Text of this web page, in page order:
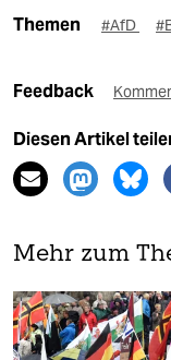
Themen #AfD
Feedback
Diesen Artikel
Mehr zum